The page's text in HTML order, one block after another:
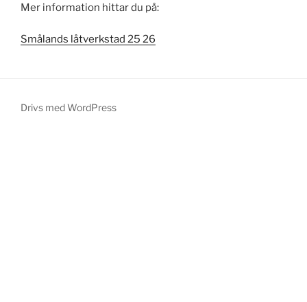
Mer information hittar du på:
Smålands låtverkstad 25 26
Drivs med WordPress